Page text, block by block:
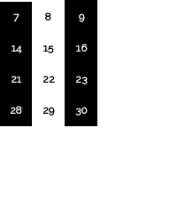
7 8 9
14 15 16
21 22 23
28 29 30